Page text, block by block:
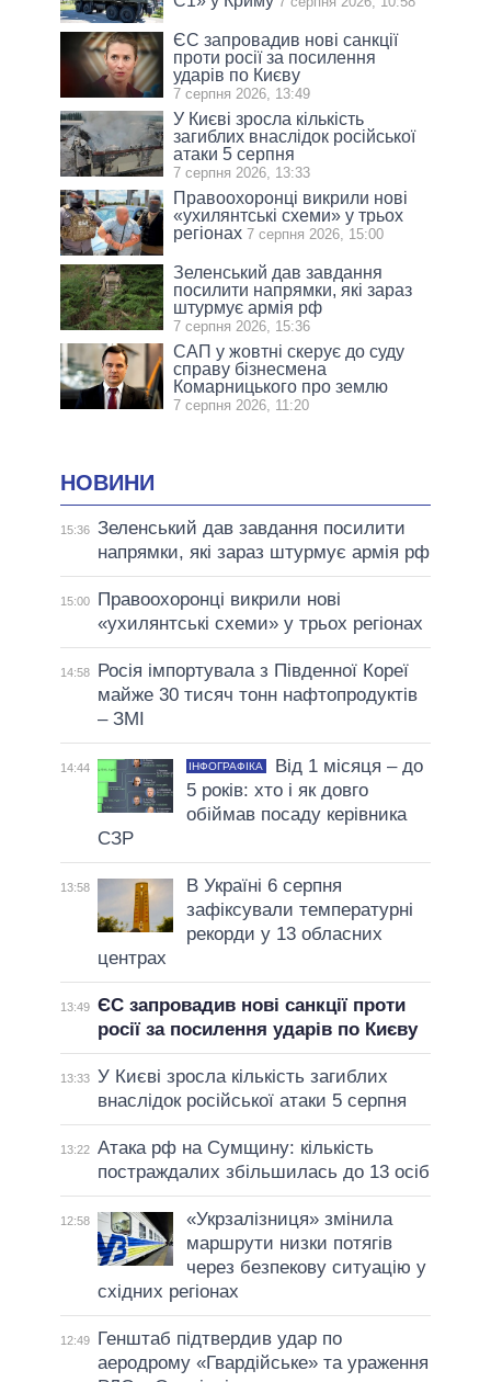
ЄС запровадив нові санкції
проти росії за посилення
ударів по Києву
7 серпня 2026, 13:49
У Києві зросла кількість
загиблих внаслідок російської
атаки 5 серпня
7 серпня 2026, 13:33
Правоохоронці викрили нові
«ухилянтські схеми» у трьох
регіонах 7 серпня 2026, 15:00
Зеленський дав завдання
посилити напрямки, які зараз
штурмує армія рф
7 серпня 2026, 15:36
САП у жовтні скерує до суду
справу бізнесмена
Комарницького про землю
7 серпня 2026, 11:20
НОВИНИ
15:36 Зеленський дав завдання посилити
напрямки, які зараз штурмує армія рф
15:00
Правоохоронці викрили нові
«ухилянтські схеми» у трьох регіонах
14:58
Росія імпортувала з Південної Кореї
майже 30 тисяч тонн нафтопродуктів
– ЗМІ
14:44 ІНФОГРАФІКА
Від 1 місяця – до
5 років: хто і як довго
обіймав посаду керівника
СЗР
13:58
В Україні 6 серпня
зафіксували температурні
рекорди у 13 обласних
центрах
13:49 ЄС запровадив нові санкції проти
росії за посилення ударів по Києву
13:33 У Києві зросла кількість загиблих
внаслідок російської атаки 5 серпня
13:22 Атака рф на Сумщину: кількість
постраждалих збільшилась до 13 осіб
12:58
«Укрзалізниця» змінила
маршрути низки потягів
через безпекову ситуацію у
східних регіонах
12:49
Генштаб підтвердив удар по
аеродрому «Гвардійське» та ураження